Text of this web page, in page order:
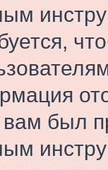
вам был